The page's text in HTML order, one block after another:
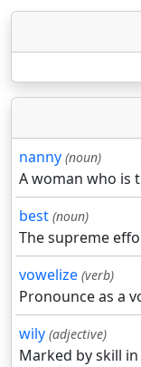
nanny (noun)
A woman who is
best (noun)
The supreme
vowelize (verb)
Pronounce as a
wily (adjective)
Marked by skill